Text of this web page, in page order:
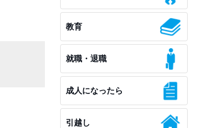
教育
就職・退職
成人になったら
引越し